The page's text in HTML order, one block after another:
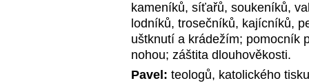
kameníků, síťařů, soukeníků,
lodníků, trosečníků, kajícníků,
uštknutí a krádežím; pomocník
nohou; záštita dlouhověkosti.
Pavel: teologů, katolického